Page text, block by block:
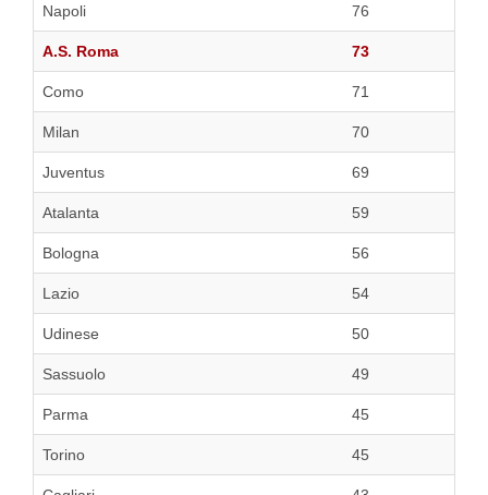
Napoli 76
A.S. Roma 73
Como 71
Milan 70
Juventus 69
Atalanta 59
Bologna 56
Lazio 54
Udinese 50
Sassuolo 49
Parma 45
Torino 45